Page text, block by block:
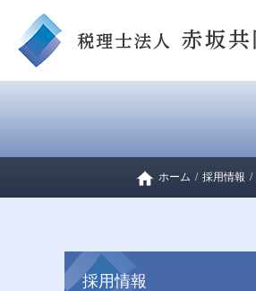
ホーム / 採用情報 /
採用情報